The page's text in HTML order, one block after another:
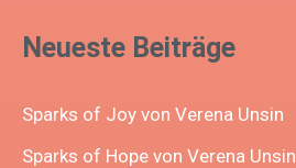
Neueste Beiträge
Sparks of Joy von Verena Unsin
Sparks of Hope von Verena Unsin